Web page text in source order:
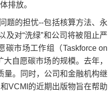
排放。
题的担忧--包括核算方法、永
对“洗绿”和公司将被阻止严
碳市场工作组（Taskforce on
自愿碳市场的规模。去年，
量。同时，公司和金融机构继
VCMI的近期出版物旨在帮助